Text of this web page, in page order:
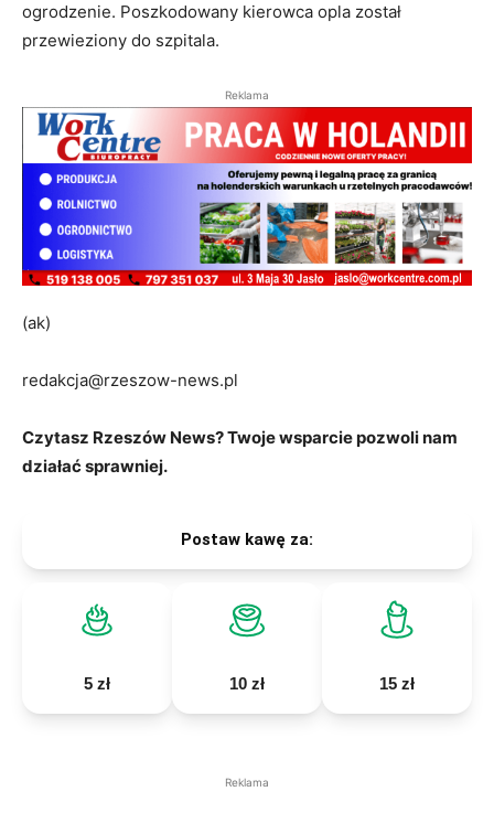
ogrodzenie. Poszkodowany kierowca opla został
przewieziony do szpitala.
Reklama
(ak)
redakcja@rzeszow-news.pl
Czytasz Rzeszów News? Twoje wsparcie pozwoli nam
działać sprawniej.
Postaw kawę za:
5 zł 10 zł 15 zł
Reklama